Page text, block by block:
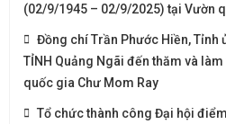
(02/9/1945 – 02/9/2025) tại Vườn
Đồng chí Trần Phước Hiền, Tỉnh
TỈNH Quảng Ngãi đến thăm và
quốc gia Chư Mom Ray
Tổ chức thành công Đại hội